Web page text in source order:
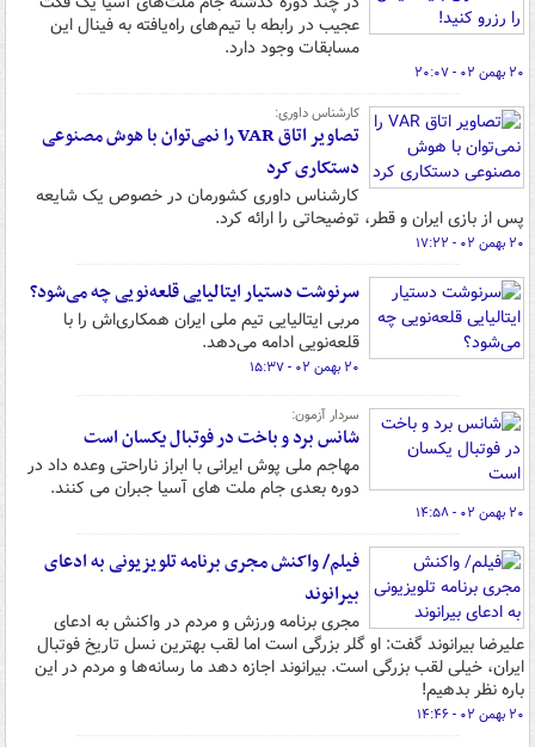
عجیب در رابطه با تیم‌های راه‌یافته به فینال این
مسابقات وجود دارد.
۲۰ بهمن ۰۲ - ۲۰:۰۷
کارشناس داوری:
تصاویر اتاق VAR را نمی‌توان با هوش مصنوعی
دستکاری کرد
کارشناس داوری کشورمان در خصوص یک شایعه
پس از بازی ایران و قطر، توضیحاتی را ارائه کرد.
۲۰ بهمن ۰۲ - ۱۷:۲۲
سرنوشت دستیار ایتالیایی قلعه‌نویی چه می‌شود؟
مربی ایتالیایی تیم ملی ایران همکاری‌اش را با
قلعه‌نویی ادامه می‌دهد.
۲۰ بهمن ۰۲ - ۱۵:۳۷
سردار آزمون:
شانس برد و باخت در فوتبال یکسان است
مهاجم ملی پوش ایرانی با ابراز ناراحتی وعده داد در
دوره بعدی جام ملت های آسیا جبران می کنند.
۲۰ بهمن ۰۲ - ۱۴:۵۸
فیلم/ واکنش مجری برنامه تلویزیونی به ادعای
بیرانوند
مجری برنامه ورزش و مردم در واکنش به ادعای
علیرضا بیرانوند گفت: او گلر بزرگی است اما لقب بهترین نسل تاریخ فوتبال
ایران، خیلی لقب بزرگی است. بیرانوند اجازه دهد ما رسانه‌ها و مردم در این
باره نظر بدهیم!
۲۰ بهمن ۰۲ - ۱۴:۴۶